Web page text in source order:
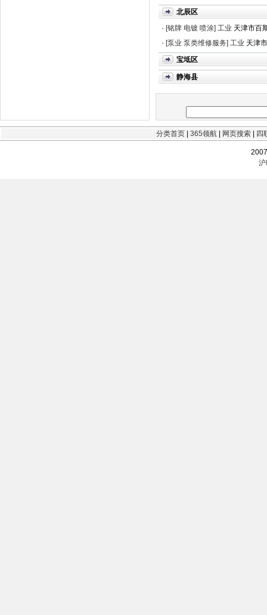
北辰区
· [铭牌 电镀 喷涂] 工业 天津市百
· [泵业 泵类维修服务] 工业 天津
宝坻区
静海县
分类首页 365领航 网页搜索 四